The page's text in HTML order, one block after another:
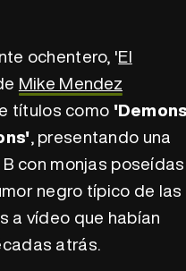
ochentero, 'El
Mike Mendez
títulos como
, presentando una
con monjas
negro típico de las
a vídeo que habían
atrás.